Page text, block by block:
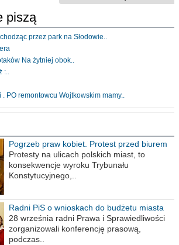
piszą
przez park na Słodowie..
Na żytniej obok..
:..
. PO remontowcu Wojtkowskim mamy..
Pogrzeb praw kobiet. Protest przed biurem
poselskim PiS
Protesty na ulicach polskich miast, to
konsekwencje wyroku Trybunału
Konstytucyjnego,..
Radni PiS o wnioskach do budżetu miasta
na 2021 rok
28 września radni Prawa i Sprawiedliwości
zorganizowali konferencję prasową,
podczas..